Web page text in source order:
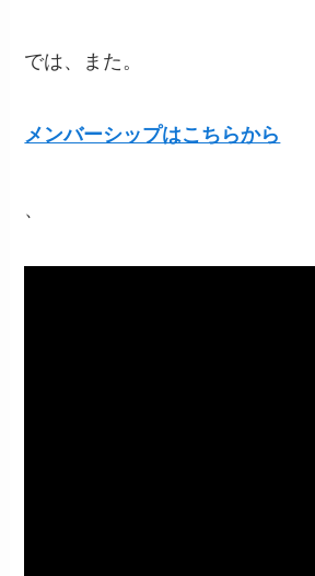
では、また。
メンバーシップはこちらから
、